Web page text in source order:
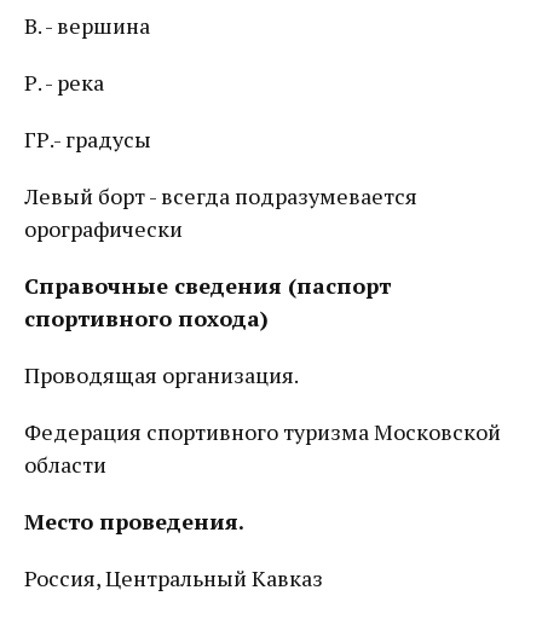
В. - вершина
Р. - река
ГР.- градусы
Левый борт - всегда подразумевается
орографически
Справочные сведения (паспорт
спортивного похода)
Проводящая организация.
Федерация спортивного туризма Московской
области
Место проведения.
Россия, Центральный Кавказ